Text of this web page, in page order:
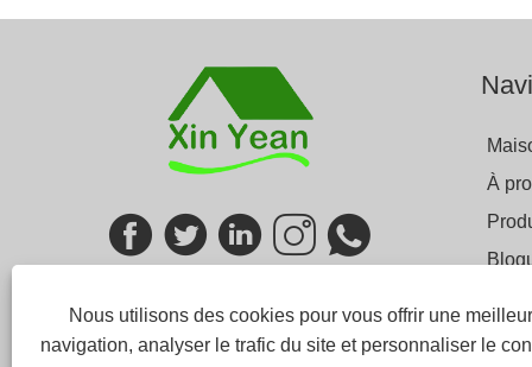
Nous utilisons des cookies pour vous offrir une
navigation, analyser le trafic du site et personnaliser le
À